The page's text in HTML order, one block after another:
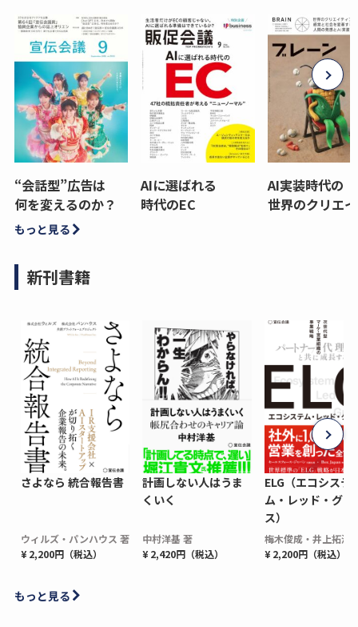
“会話型”広告は
何を変えるのか？
AIに選ばれる
時代のEC
AI実装時代の
世界のクリエ
もっと見る
新刊書籍
さよなら 統合報告書
ウィルズ・パンハウス 著
¥ 2,200円（税込）
計画しない人はうま
くいく
中村洋基 著
¥ 2,420円（税込）
ELG（エコシステ
ム・レッド・グロ
ス）
梅木俊成・井上拓海
¥ 2,200円（税込）
もっと見る